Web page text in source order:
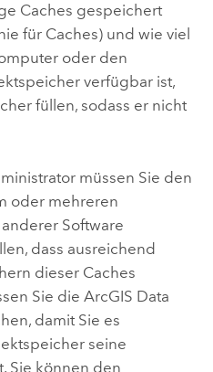
Caches gespeichert
für Caches) und wie viel
oder den
verfügbar ist,
füllen, sodass er nicht
müssen Sie den
oder mehreren
Software
dass ausreichend
dieser Caches
Sie die ArcGIS Data
damit Sie es
seine
Sie können den